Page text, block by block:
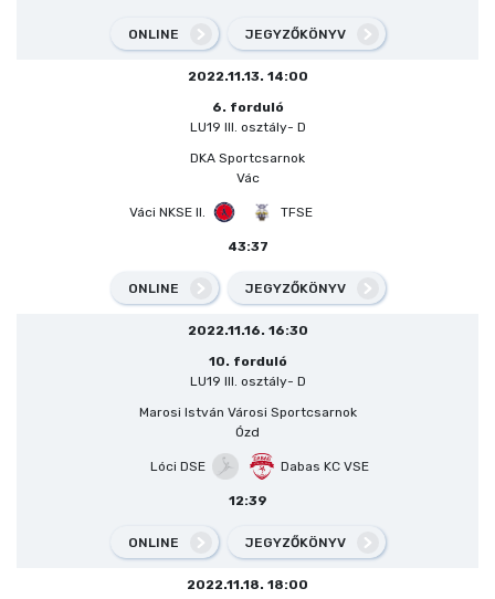
ONLINE JEGYZŐKÖNYV
2022.11.13. 14:00
6. forduló
LU19 III. osztály- D
DKA Sportcsarnok
Vác
Váci NKSE II. TFSE
43:37
ONLINE JEGYZŐKÖNYV
2022.11.16. 16:30
10. forduló
LU19 III. osztály- D
Marosi István Városi Sportcsarnok
Ózd
Lóci DSE Dabas KC VSE
12:39
ONLINE JEGYZŐKÖNYV
2022.11.18. 18:00